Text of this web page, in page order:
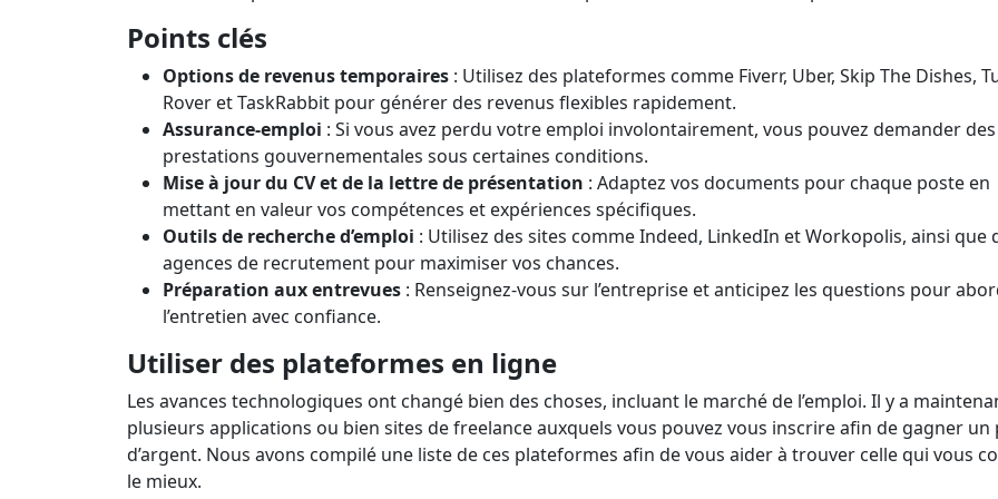
Prêts sans vérification bancaire
Combien puis-je payer pour
occasion
Le transfert d'hypothèque
Points clés
Options de revenus temporaires : Utilisez des plateformes comme Fiverr, Uber, Skip The Dishes,
Rover et TaskRabbit pour générer des revenus flexibles rapidement.
Assurance-emploi : Si vous avez perdu votre emploi involontairement, vous pouvez demander des
prestations gouvernementales sous certaines conditions.
Mise à jour du CV et de la lettre de présentation : Adaptez vos documents pour chaque poste en
mettant en valeur vos compétences et expériences spécifiques.
Outils de recherche d’emploi : Utilisez des sites comme Indeed, LinkedIn et Workopolis, ainsi que
agences de recrutement pour maximiser vos chances.
Préparation aux entrevues : Renseignez-vous sur l’entreprise et anticipez les questions pour
l’entretien avec confiance.
Utiliser des plateformes en ligne
Les avances technologiques ont changé bien des choses, incluant le marché de l’emploi. Il y a
plusieurs applications ou bien sites de freelance auxquels vous pouvez vous inscrire afin de gagner un
d’argent. Nous avons compilé une liste de ces plateformes afin de vous aider à trouver celle qui vous
le mieux.